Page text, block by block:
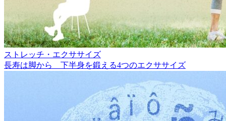
ストレッチ・エクササイズ
長寿は脚から 下半身を鍛える4つのエクササイズ